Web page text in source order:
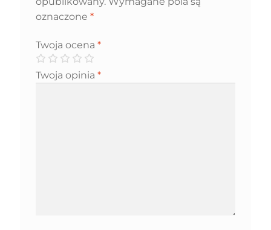
oznaczone *
Twoja ocena *
Twoja opinia *